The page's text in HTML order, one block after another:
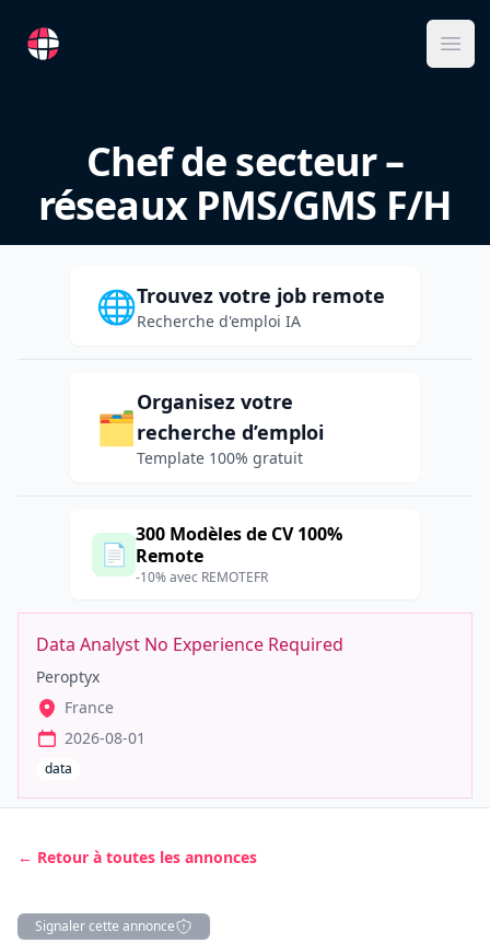
RemoteFR
Chef de secteur –
réseaux PMS/GMS F/H
🌐Trouvez votre job remote
Recherche d'emploi IA
🗂️
Organisez votre
recherche d’emploi
Template 100% gratuit
📄
300 Modèles de CV 100%
Remote
-10% avec REMOTEFR
Data Analyst No Experience Required
Peroptyx
France
2026-08-01
data
← Retour à toutes les annonces
Signaler cette annonce